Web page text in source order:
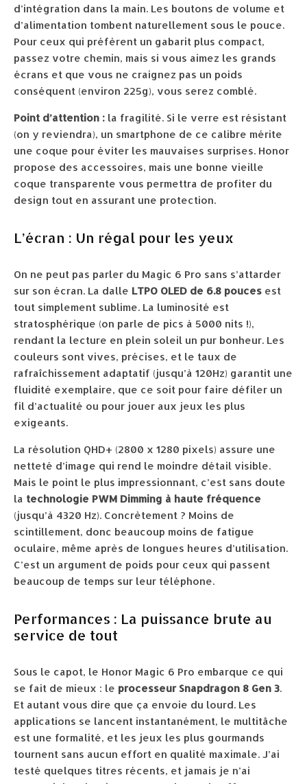
d’intégration dans la main. Les boutons de volume et
d’alimentation tombent naturellement sous le pouce.
Pour ceux qui préfèrent un gabarit plus compact,
passez votre chemin, mais si vous aimez les grands
écrans et que vous ne craignez pas un poids
conséquent (environ 225g), vous serez comblé.
Point d’attention : la fragilité. Si le verre est résistant
(on y reviendra), un smartphone de ce calibre mérite
une coque pour éviter les mauvaises surprises. Honor
propose des accessoires, mais une bonne vieille
coque transparente vous permettra de profiter du
design tout en assurant une protection.
L’écran : Un régal pour les yeux
On ne peut pas parler du Magic 6 Pro sans s’attarder
sur son écran. La dalle LTPO OLED de 6.8 pouces est
tout simplement sublime. La luminosité est
stratosphérique (on parle de pics à 5000 nits !),
rendant la lecture en plein soleil un pur bonheur. Les
couleurs sont vives, précises, et le taux de
rafraîchissement adaptatif (jusqu’à 120Hz) garantit une
fluidité exemplaire, que ce soit pour faire défiler un
fil d’actualité ou pour jouer aux jeux les plus
exigeants.
La résolution QHD+ (2800 x 1280 pixels) assure une
netteté d’image qui rend le moindre détail visible.
Mais le point le plus impressionnant, c’est sans doute
la technologie PWM Dimming à haute fréquence
(jusqu’à 4320 Hz). Concrètement ? Moins de
scintillement, donc beaucoup moins de fatigue
oculaire, même après de longues heures d’utilisation.
C’est un argument de poids pour ceux qui passent
beaucoup de temps sur leur téléphone.
Performances : La puissance brute au
service de tout
Sous le capot, le Honor Magic 6 Pro embarque ce qui
se fait de mieux : le processeur Snapdragon 8 Gen 3.
Et autant vous dire que ça envoie du lourd. Les
applications se lancent instantanément, le multitâche
est une formalité, et les jeux les plus gourmands
tournent sans aucun effort en qualité maximale. J’ai
testé quelques titres récents, et jamais je n’ai